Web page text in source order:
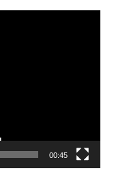
00:45